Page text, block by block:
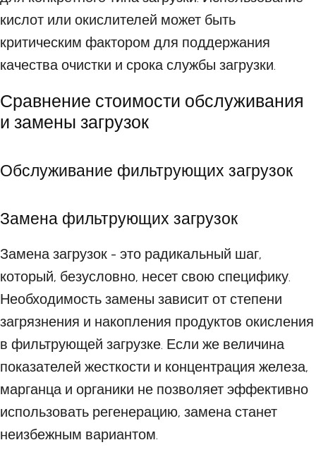
кислот или окислителей может быть
критическим фактором для поддержания
качества очистки и срока службы загрузки.
Сравнение стоимости обслуживания
и замены загрузок
Обслуживание фильтрующих загрузок
Замена фильтрующих загрузок
Замена загрузок - это радикальный шаг,
который, безусловно, несет свою специфику.
Необходимость замены зависит от степени
загрязнения и накопления продуктов окисления
в фильтрующей загрузке. Если же величина
показателей жесткости и концентрация железа,
марганца и органики не позволяет эффективно
использовать регенерацию, замена станет
неизбежным вариантом.